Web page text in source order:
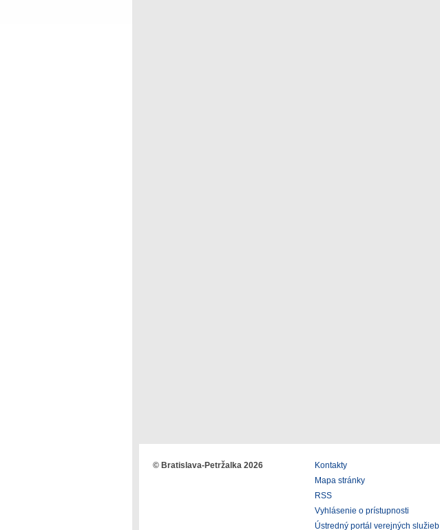
© Bratislava-Petržalka 2026
Kontakty
Mapa stránky
RSS
Vyhlásenie o prístupnosti
Ústredný portál verejných služieb